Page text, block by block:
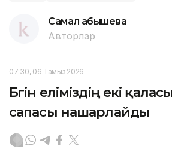
Самал Қабышева
Авторлар
07:30, 06 Тамыз 2026
Бүгін еліміздің екі
сапасы нашарлайды